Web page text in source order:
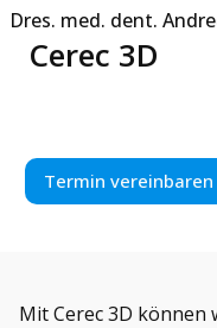
Dres. med. dent.
Cerec 3D
Termin vereinbaren
Mit Cerec 3D